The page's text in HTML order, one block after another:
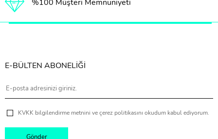
%100 Müşteri Memnuniyeti
E-BÜLTEN ABONELİĞİ
KVKK bilgilendirme metnini ve çerez politikasını okudum kabul ediyorum.